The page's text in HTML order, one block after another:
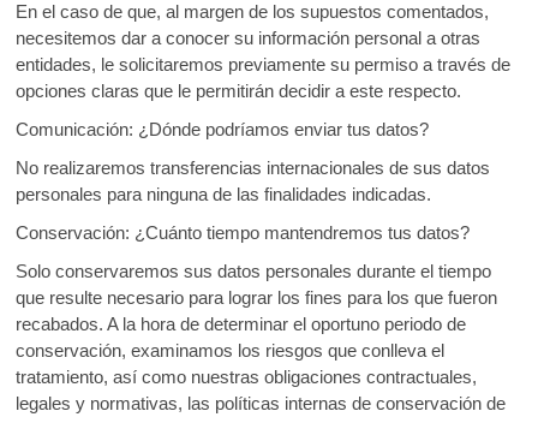
En el caso de que, al margen de los supuestos comentados,
necesitemos dar a conocer su información personal a otras
entidades, le solicitaremos previamente su permiso a través de
opciones claras que le permitirán decidir a este respecto.
Comunicación: ¿Dónde podríamos enviar tus datos?
No realizaremos transferencias internacionales de sus datos
personales para ninguna de las finalidades indicadas.
Conservación: ¿Cuánto tiempo mantendremos tus datos?
Solo conservaremos sus datos personales durante el tiempo
que resulte necesario para lograr los fines para los que fueron
recabados. A la hora de determinar el oportuno periodo de
conservación, examinamos los riesgos que conlleva el
tratamiento, así como nuestras obligaciones contractuales,
legales y normativas, las políticas internas de conservación de